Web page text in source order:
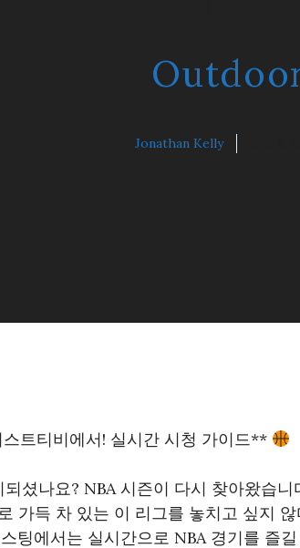
Jonathan Kelly
트티비에서! 실시간 시청 가이드**
셨나요? NBA 시즌이 다시 찾아왔습
가득 차 있는 이 리그를 놓치고 싶지
팅에서는 실시간으로 NBA 경기를 즐